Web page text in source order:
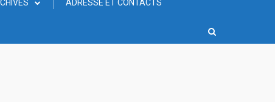
ADRESSE ET CONTACTS